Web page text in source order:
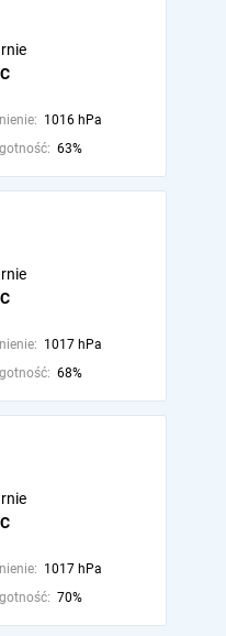
1016 hPa
63%
1017 hPa
68%
1017 hPa
70%